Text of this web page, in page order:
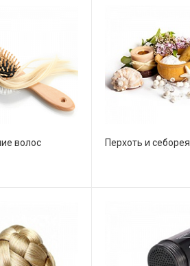
волос Перхоть и себорея